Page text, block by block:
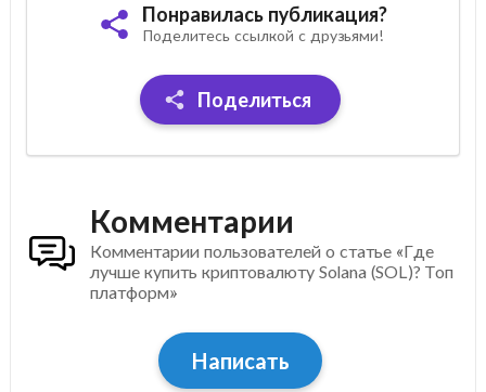
Понравилась публикация?
Поделитесь ссылкой с друзьями!
Поделиться
Комментарии
Комментарии пользователей о статье «Где
лучше купить криптовалюту Solana (SOL)? Топ
платформ»
Написать